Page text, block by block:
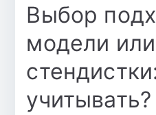
Выбор
модели или
учитывать?